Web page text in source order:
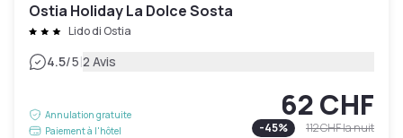
Ostia Holiday La Dolce Sosta
Lido di Ostia
4.5/5|2 Avis
Annulation gratuite
Paiement à l'hôtel
62 CHF
-45% 112 CHFla nuit